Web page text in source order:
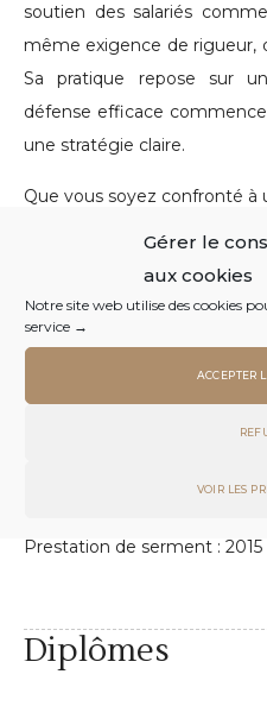
Gérer le
aux cookies
Notre site web utilise des cookies
service →
ACCEPTER
VOIR LES
soutien des salariés
même exigence de rigueur,
Sa pratique repose sur
défense efficace
une stratégie claire.
Que vous soyez confronté à
procédure disciplinaire,
conventionnelle ou rédiger
s’engage à vous défendre,
intervient quotidiennement
l’ensemble des juridictions
Prestation de serment : 2015
Diplômes